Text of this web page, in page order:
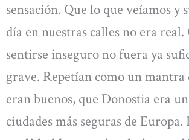
sensación. Que lo que veíamos y
día en nuestras calles no era
sentirse inseguro no fuera ya
grave. Repetían como un mantra
eran buenos, que Donostia era
ciudades más seguras de Europa.